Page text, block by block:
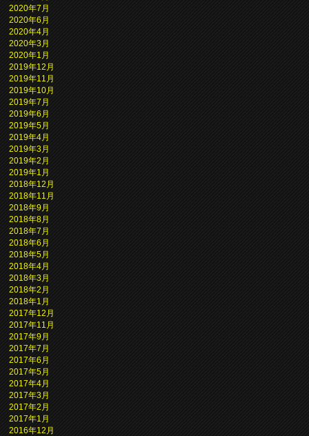
2020年7月
2020年6月
2020年4月
2020年3月
2020年1月
2019年12月
2019年11月
2019年10月
2019年7月
2019年6月
2019年5月
2019年4月
2019年3月
2019年2月
2019年1月
2018年12月
2018年11月
2018年9月
2018年8月
2018年7月
2018年6月
2018年5月
2018年4月
2018年3月
2018年2月
2018年1月
2017年12月
2017年11月
2017年9月
2017年7月
2017年6月
2017年5月
2017年4月
2017年3月
2017年2月
2017年1月
2016年12月